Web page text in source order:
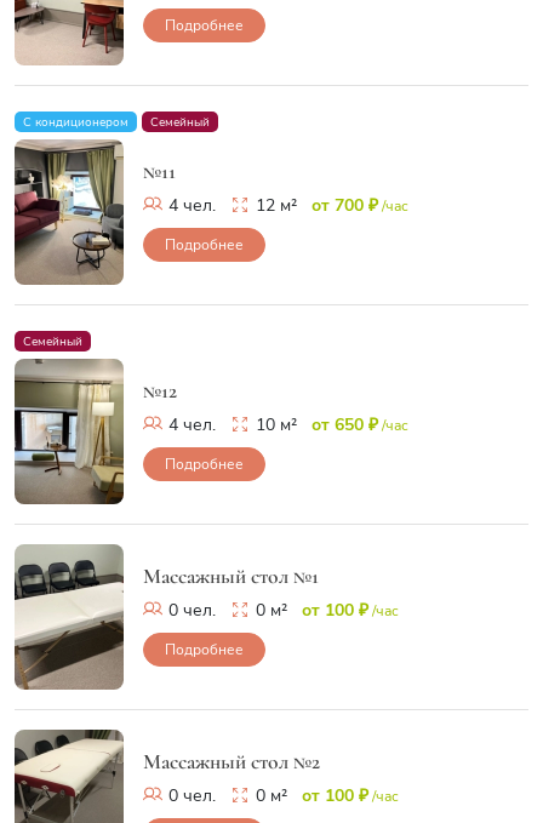
Подробнее
С кондиционером Семейный
№11
4 чел. 12 м² от 700 ₽/час
Подробнее
Семейный
№12
4 чел. 10 м² от 650 ₽/час
Подробнее
Массажный стол №1
0 чел. 0 м² от 100 ₽/час
Подробнее
Массажный стол №2
0 чел. 0 м² от 100 ₽/час